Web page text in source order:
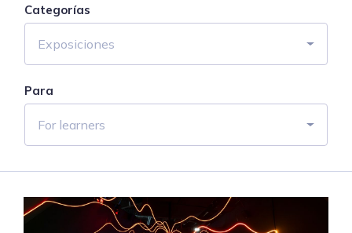
Categorías
Exposiciones
Para
For learners